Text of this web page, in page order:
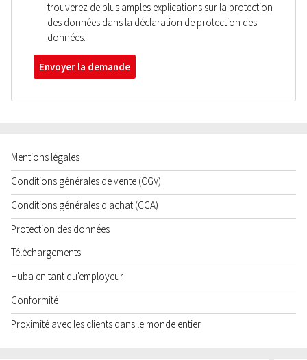
trouverez de plus amples explications sur la protection
des données dans la déclaration de protection des
données.
Envoyer la demande
Mentions légales
Conditions générales de vente (CGV)
Conditions générales d'achat (CGA)
Protection des données
Téléchargements
Huba en tant qu'employeur
Conformité
Proximité avec les clients dans le monde entier